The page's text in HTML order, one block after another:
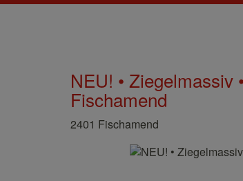
NEU! • Ziegelmassiv
Fischamend
2401 Fischamend